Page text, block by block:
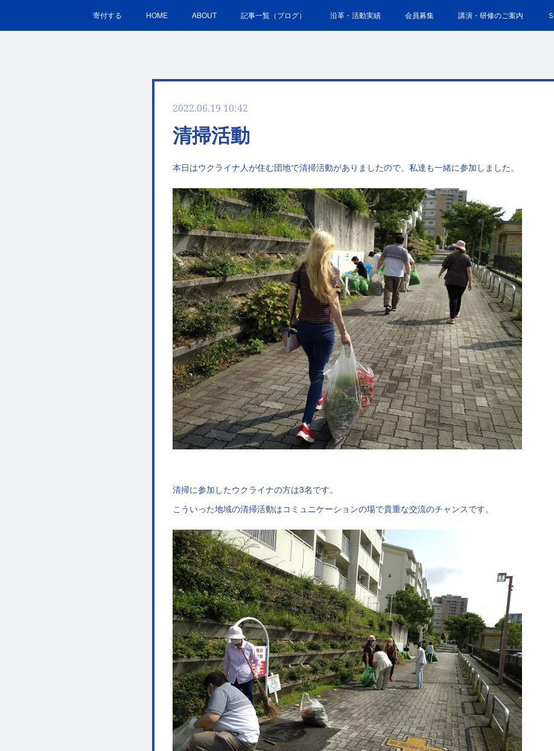
寄付する HOME ABOUT 記事一覧（ブログ） 沿革・活動実績 会員募集 講演・研修のご案内
2022.06.19 10:42
清掃活動
本日はウクライナ人が住む団地で清掃活動がありましたので、私達も一緒に参加しました。
清掃に参加したウクライナの方は3名です。
こういった地域の清掃活動はコミュニケーションの場で貴重な交流のチャンスです。